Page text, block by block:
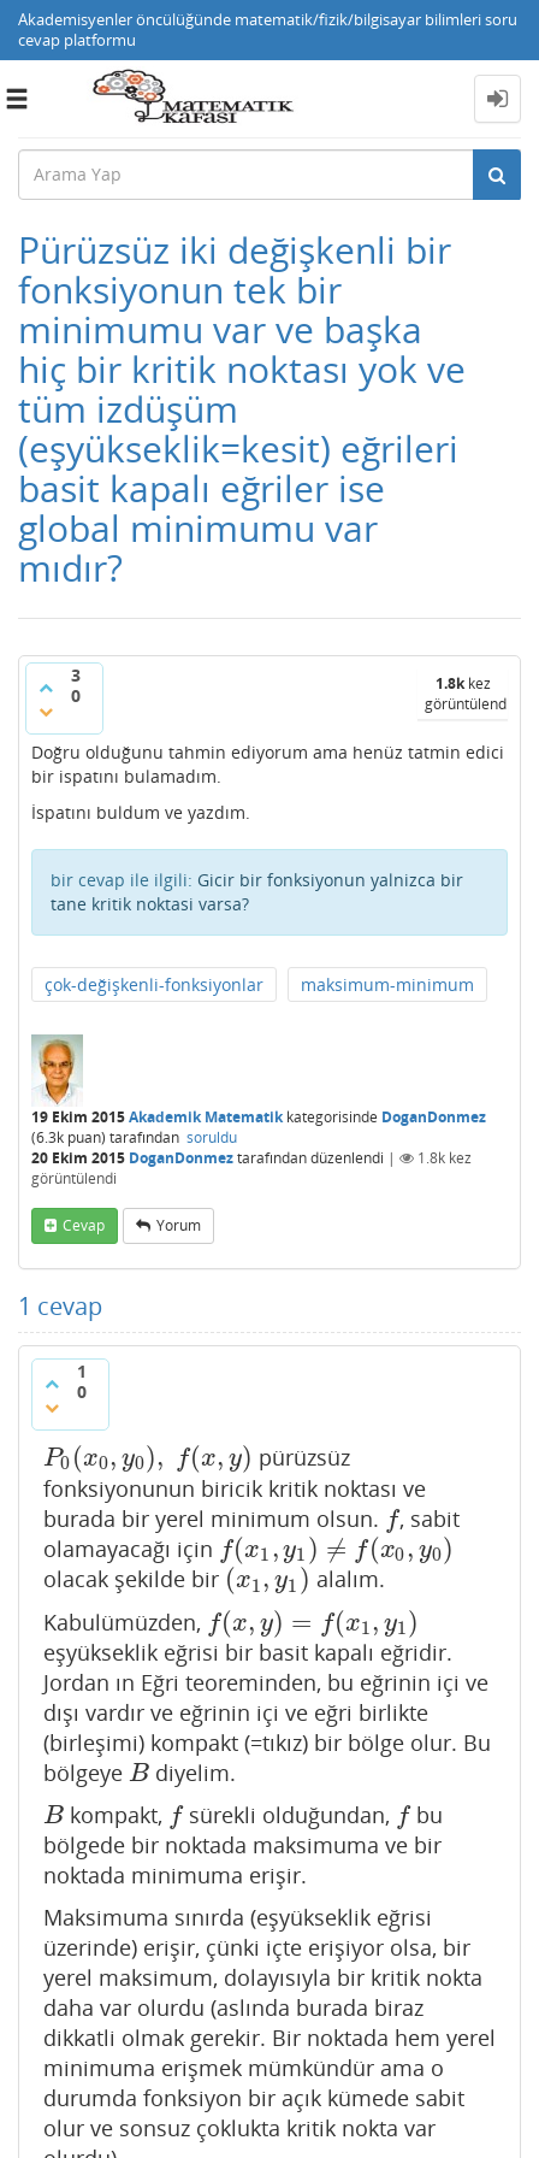
Akademisyenler öncülüğünde matematik/fizik/bilgisayar bilimleri soru
cevap platformu
Toggle
Pürüzsüz iki değişkenli bir
fonksiyonun tek bir
minimumu var ve başka
hiç bir kritik noktası yok ve
tüm izdüşüm
(eşyükseklik=kesit) eğrileri
basit kapalı eğriler ise
global minimumu var
mıdır?
3
0
1.8kkez
görüntülendi
Doğru olduğunu tahmin ediyorum ama henüz tatmin edici
bir ispatını bulamadım.
İspatını buldum ve yazdım.
bir cevap ile ilgili: Gicir bir fonksiyonun yalnizca bir
tane kritik noktasi varsa?
çok-değişkenli-fonksiyonlar maksimum-minimum
19 Ekim 2015Akademik Matematikkategorisinde DoganDonmez
(6.3k puan) tarafından soruldu
20 Ekim 2015 DoganDonmeztarafındandüzenlendi | 1.8k kez
görüntülendi
Cevap Yorum
1 cevap
1
0
P0 (x0, y0), f(x, y)
P0(x0,y0), f(x y)
pürüzsüz
fonksiyonunun biricik kritik noktası ve
burada bir yerel minimum olsun. f
f , sabit
olamayacağı için f(x1 , y1 ) ≠ f(x0, y0)
f(x1,y 1)≠f (x 0,y 0)
olacak şekilde bir (x1 , y1 )
(x1, y 1)
alalım.
Kabulümüzden, f(x, y) = f(x1, y1)
f(x,y)=f(x 1,y 1)
eşyükseklik eğrisi bir basit kapalı eğridir.
Jordan ın Eğri teoreminden, bu eğrinin içi ve
dışı vardır ve eğrinin içi ve eğri birlikte
(birleşimi) kompakt (=tıkız) bir bölge olur. Bu
bölgeye B
B diyelim.
B
B kompakt, f
f sürekli olduğundan, f
f bu
bölgede bir noktada maksimuma ve bir
noktada minimuma erişir.
Maksimuma sınırda (eşyükseklik eğrisi
üzerinde) erişir, çünki içte erişiyor olsa, bir
yerel maksimum, dolayısıyla bir kritik nokta
daha var olurdu (aslında burada biraz
dikkatli olmak gerekir. Bir noktada hem yerel
minimuma erişmek mümkündür ama o
durumda fonksiyon bir açık kümede sabit
olur ve sonsuz çoklukta kritik nokta var